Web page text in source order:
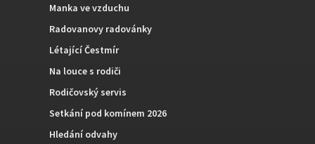
Manka ve vzduchu
Radovanovy radovánky
Létající Čestmír
Na louce s rodiči
Rodičovský servis
Setkání pod komínem 2026
Hledání odvahy